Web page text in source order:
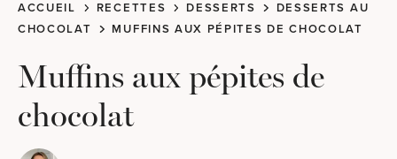
ACCUEIL RECETTES DESSERTS
DESSERTS AU
CHOCOLAT
MUFFINS AUX PÉPITES DE CHOCOLAT
Muffins aux pépites de
chocolat